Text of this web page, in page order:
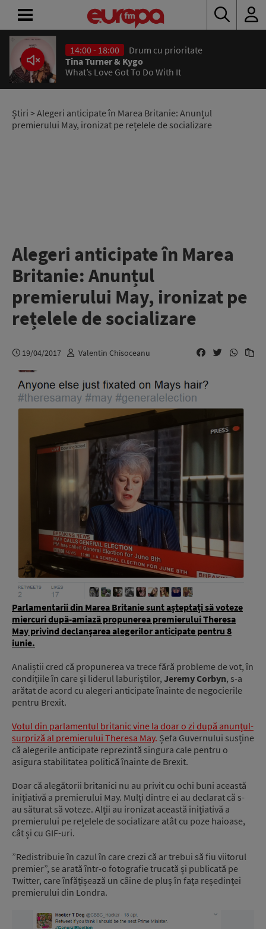
14:00 - 18:00
Drum cu prioritate
Tina Turner & Kygo
What’s Love Got To Do With It
Știri > Alegeri anticipate în Marea Britanie: Anunțul
premierului May, ironizat pe rețelele de socializare
Alegeri anticipate în Marea
Britanie: Anunțul
premierului May, ironizat pe
rețelele de socializare
19/04/2017 Valentin Chisoceanu
Parlamentarii din Marea Britanie sunt așteptați să voteze
miercuri după-amiază propunerea premierului Theresa
May privind declanşarea alegerilor anticipate pentru 8
iunie.
Analiștii cred că propunerea va trece fără probleme de vot, în
condițiile în care și liderul laburiștilor, Jeremy Corbyn, s-a
arătat de acord cu alegeri anticipate înainte de negocierile
pentru Brexit.
Votul din parlamentul britanic vine la doar o zi după anunțul-
surpriză al premierului Theresa May. Șefa Guvernului susține
că alegerile anticipate reprezintă singura cale pentru o
asigura stabilitatea politică înainte de Brexit.
Doar că alegătorii britanici nu au privit cu ochi buni această
inițiativă a premierului May. Mulți dintre ei au declarat că s-
au săturat să voteze. Alții au ironizat această inițiativă a
premierului pe rețelele de socializare atât cu poze haioase,
cât și cu GIF-uri.
”Redistribuie în cazul în care crezi că ar trebui să fiu viitorul
premier”, se arată într-o fotografie trucată și publicată pe
Twitter, care înfățișează un câine de pluș în fața reședinței
premierului din Londra.
ACASĂ
ȘTIRI
RADIO